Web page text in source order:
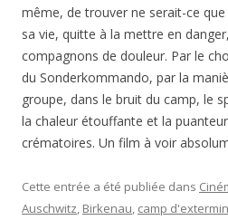
même, de trouver ne serait-ce
sa vie, quitte à la mettre en
compagnons de douleur. Par le
du Sonderkommando, par la
groupe, dans le bruit du camp, le
la chaleur étouffante et la
crématoires. Un film à voir
Cette entrée a été publiée dans
Auschwitz, Birkenau, camp